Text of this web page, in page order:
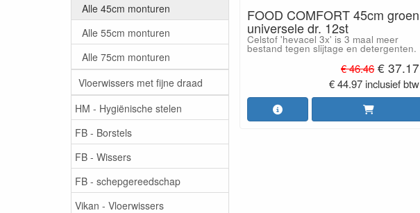
Alle 45cm monturen
Alle 55cm monturen
Alle 75cm monturen
Vloerwissers met fijne draad
HM - Hygiënische stelen
FB - Borstels
FB - Wissers
FB - schepgereedschap
Vikan - Vloerwissers
FOOD COMFORT 45cm groen
universele dr. 12st
Celstof 'hevacel 3x' is 3 maal meer
bestand tegen slijtage en detergenten.
€ 46.46 € 37.17
€ 44.97 inclusief btw